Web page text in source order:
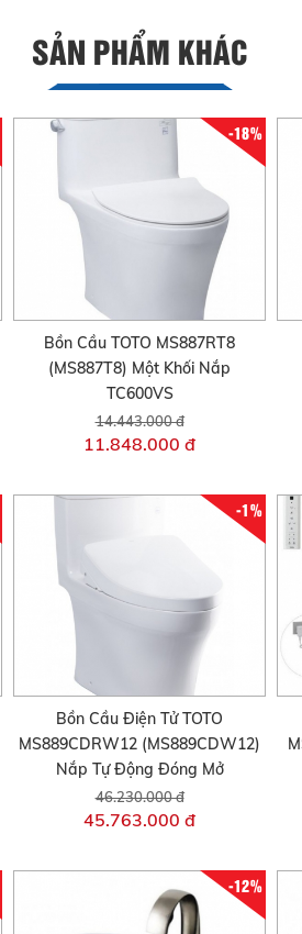
SẢN PHẨM KHÁC
-18%
Bồn Cầu TOTO MS887RT8
(MS887T8) Một Khối Nắp
TC600VS
14.443.000 đ
11.848.000 đ
-1%
Bồn Cầu Điện Tử TOTO
MS889CDRW12 (MS889CDW12)
Nắp Tự Động Đóng Mở
46.230.000 đ
45.763.000 đ
-12%